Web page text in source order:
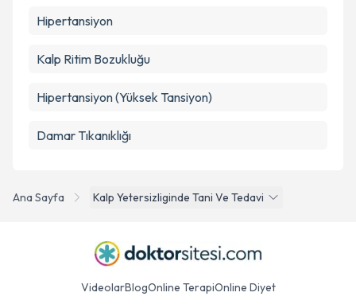
Ana Sayfa Kalp Yetersizliginde Tani Ve Tedavi
Hipertansiyon
Kalp Ritim Bozukluğu
Hipertansiyon (Yüksek Tansiyon)
Damar Tıkanıklığı
Videolar Blog Online Terapi Online Diyet